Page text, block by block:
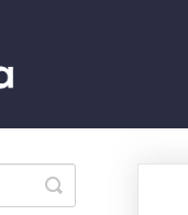
Toggle
Search